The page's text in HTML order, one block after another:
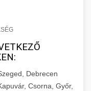
Debrecen
Csorna, Győr,